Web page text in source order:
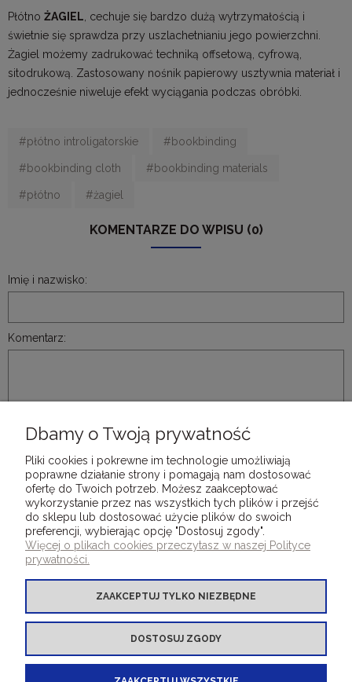
Płótno ŻAGIEL , cechuje się bardzo dużą wytrzymałością i
świetnie się sprawdza przy uszlachetnianiu jego powierzchni.
Żagiel możemy zadrukować techniką offsetową, cyfrową,
sitodrukową. Zastosowany nośnik papierowy usztywnia materiał i
jednocześnie niweluje efekt wyciągania podczas obróbki.
#płótno introligatorskie #bookbinding
#bookbinding cloth #bookbinding materials
#płótno #żagiel
KOMENTARZE DO WPISU (0)
Imię i nazwisko:
Komentarz:
DLA KLIENTÓW
OFERTA INNE PRODUKTY
Dbamy o Twoją prywatność
Pliki cookies i pokrewne im technologie umożliwiają
poprawne działanie strony i pomagają nam dostosować
ofertę do Twoich potrzeb. Możesz zaakceptować
wykorzystanie przez nas wszystkich tych plików i przejść
do sklepu lub dostosować użycie plików do swoich
preferencji, wybierając opcję "Dostosuj zgody".
Więcej o plikach cookies przeczytasz w naszej Polityce
prywatności.
ZAAKCEPTUJ TYLKO NIEZBĘDNE
DOSTOSUJ ZGODY